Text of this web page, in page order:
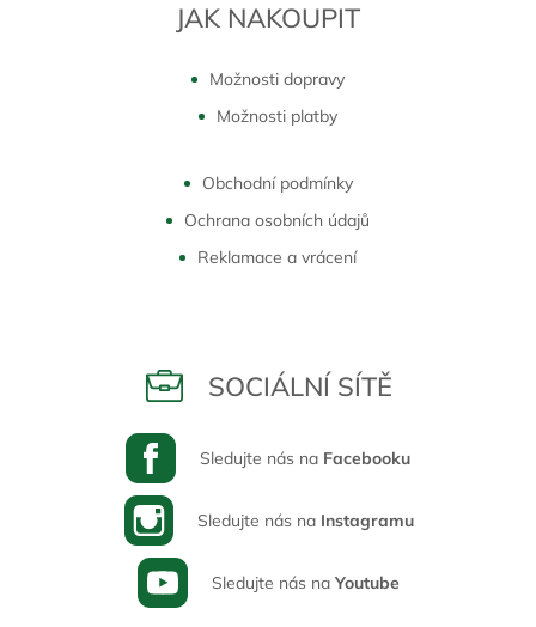
JAK NAKOUPIT
Možnosti dopravy
Možnosti platby
Obchodní podmínky
Ochrana osobních údajů
Reklamace a vrácení
SOCIÁLNÍ SÍTĚ
Sledujte nás na Facebooku
Sledujte nás na Instagramu
Sledujte nás na Youtube